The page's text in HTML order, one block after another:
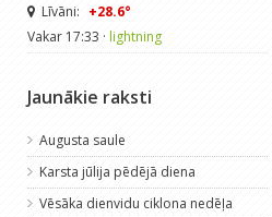
Līvāni: +28.6°
Vakar 17:33 · lightning
Jaunākie raksti
Augusta saule
Karsta jūlija pēdējā diena
Vēsāka dienvidu ciklona nedēļa